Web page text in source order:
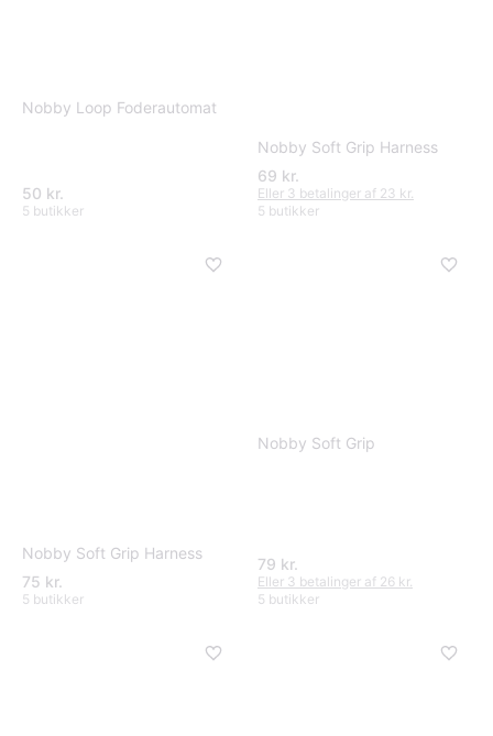
Nobby Loop Foderautomat
50 kr.
5 butikker
Nobby Soft Grip Harness
69 kr.
Eller 3 betalinger af 23 kr.
5 butikker
Nobby Soft Grip Harness
75 kr.
5 butikker
Nobby Soft Grip
79 kr.
Eller 3 betalinger af 26 kr.
5 butikker